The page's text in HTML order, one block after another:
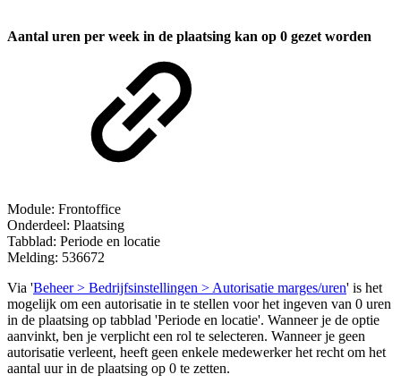
Aantal uren per week in de plaatsing kan op 0 gezet worden
Module: Frontoffice
Onderdeel: Plaatsing
Tabblad: Periode en locatie
Melding: 536672
Via 'Beheer > Bedrijfsinstellingen > Autorisatie marges/uren' is het
mogelijk om een autorisatie in te stellen voor het ingeven van 0 uren
in de plaatsing op tabblad 'Periode en locatie'. Wanneer je de optie
aanvinkt, ben je verplicht een rol te selecteren. Wanneer je geen
autorisatie verleent, heeft geen enkele medewerker het recht om het
aantal uur in de plaatsing op 0 te zetten.